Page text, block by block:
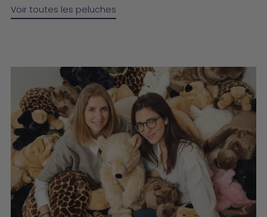
Voir toutes les peluches